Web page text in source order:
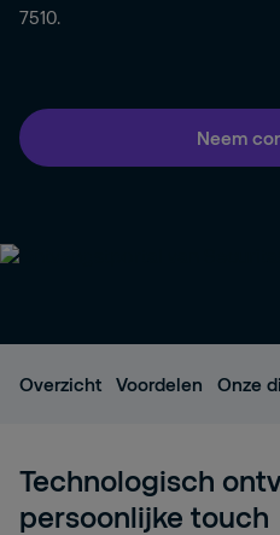
7510.
Neem
Overzicht Voordelen Onze
Technologisch
persoonlijke touch